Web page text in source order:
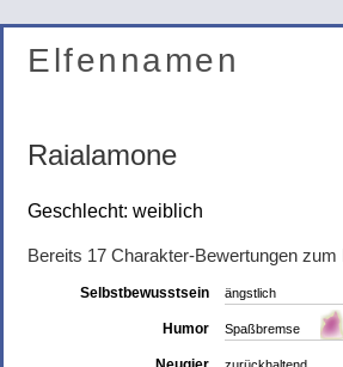
Elfennamen
Raialamone
Geschlecht: weiblich
Bereits 17 Charakter-Bewertungen
Selbstbewusstsein ängstlich
Humor Spaßbremse